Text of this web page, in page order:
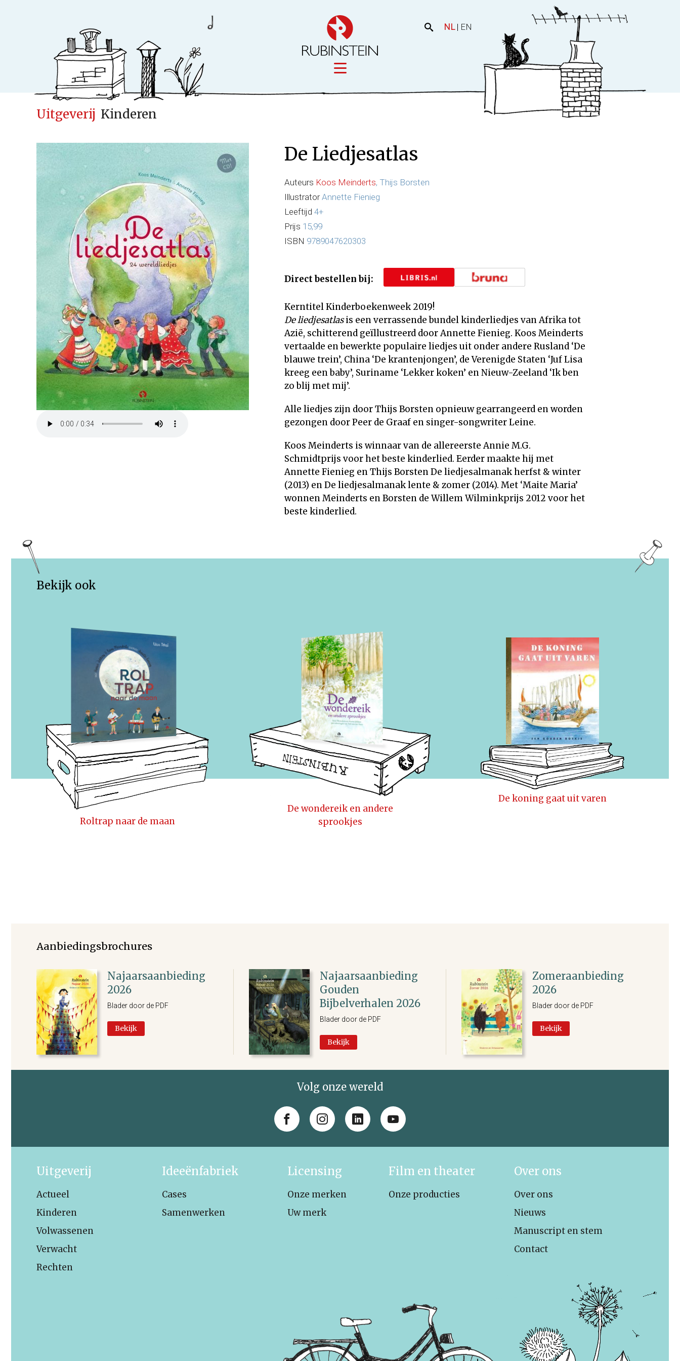
NL| EN
Uitgeverij
Actueel
Kinderen
Volwassenen
Verwacht
Rechten
Samenwerken
Onze merken
Uw merk
Onze producties
Uitgeverij Kinderen
De Liedjesatlas
Auteurs Koos Meinderts, Thijs Borsten
IllustratorAnnette Fienieg
Leeftijd 4+
Prijs 15,99
ISBN 9789047620303
Direct bestellen bij:
Kerntitel Kinderboekenweek 2019!
De liedjesatlasis een verrassende bundel kinderliedjes van Afrika tot
Azië, schitterend geïllustreerd door Annette Fienieg. Koos Meinderts
vertaalde en bewerkte populaire liedjes uit onder andere Rusland ‘De
blauwe trein’, China ‘De krantenjongen’, de Verenigde Staten ‘Juf Lisa
kreeg een baby’, Suriname ‘Lekker koken’ en Nieuw-Zeeland ‘Ik ben
zo blij met mij’.
Alle liedjes zijn door Thijs Borsten opnieuw gearrangeerd en worden
gezongen door Peer de Graaf en singer-songwriter Leine.
Koos Meinderts is winnaar van de allereerste Annie M.G.
Schmidtprijs voor het beste kinderlied. Eerder maakte hij met
Annette Fienieg en Thijs Borsten De liedjesalmanak herfst & winter
(2013) en De liedjesalmanak lente & zomer (2014). Met ‘Maite Maria’
wonnen Meinderts en Borsten de Willem Wilminkprijs 2012 voor het
beste kinderlied.
Bekijk ook
Roltrap naar de maan
De wondereik en andere
sprookjes
De koning gaat uit varen
Aanbiedingsbrochures
Najaarsaanbieding
2026
Blader door de PDF
Bekijk
Najaarsaanbieding
Gouden
Bijbelverhalen 2026
Blader door de PDF
Bekijk
Zomeraanbieding
2026
Blader door de PDF
Bekijk
Volg onze wereld
Uitgeverij
Actueel
Kinderen
Volwassenen
Verwacht
Rechten
Ideeënfabriek
Cases
Samenwerken
Licensing
Onze merken
Uw merk
Film en theater
Onze producties
Over ons
Over ons
Nieuws
Manuscript en stem
Contact